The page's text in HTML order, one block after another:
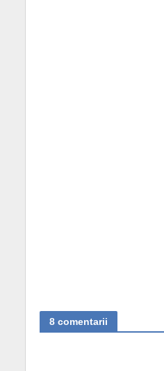
8 comentarii